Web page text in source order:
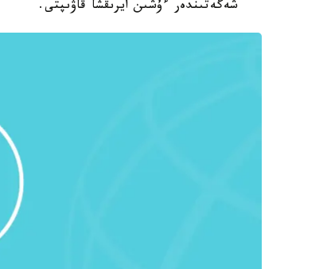
شەگەتىندەر ءۇشىن ايرىقشا قاۋىپتى.